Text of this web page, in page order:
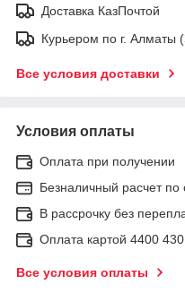
Доставка КазПочтой
Курьером по г. Алматы
Все условия доставки
Условия оплаты
Оплата при получении
Безналичный расчет
В рассрочку без
Оплата картой 4400
Все условия оплаты